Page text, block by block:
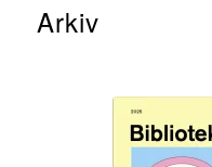
Arkiv